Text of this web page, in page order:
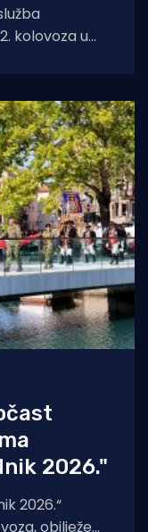
kolovoza u
2026."
2026.“
obilježeni